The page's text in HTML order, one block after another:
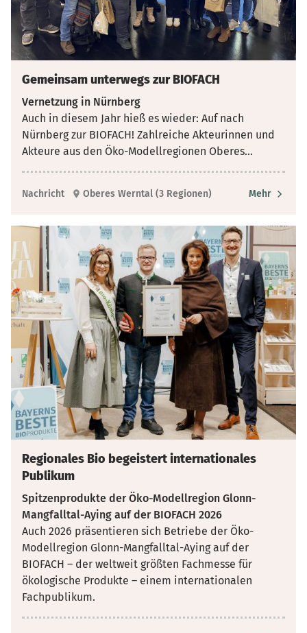
Gemeinsam unterwegs zur BIOFACH
Vernetzung in Nürnberg
Auch in diesem Jahr hieß es wieder: Auf nach
Nürnberg zur BIOFACH! Zahlreiche Akteurinnen und
Akteure aus den Öko-Modellregionen Oberes...
Nachricht Oberes Werntal (3 Regionen) Mehr
Regionales Bio begeistert internationales
Publikum
Spitzenprodukte der Öko-Modellregion Glonn-
Mangfalltal-Aying auf der BIOFACH 2026
Auch 2026 präsentieren sich Betriebe der Öko-
Modellregion Glonn-Mangfalltal-Aying auf der
BIOFACH – der weltweit größten Fachmesse für
ökologische Produkte – einem internationalen
Fachpublikum.